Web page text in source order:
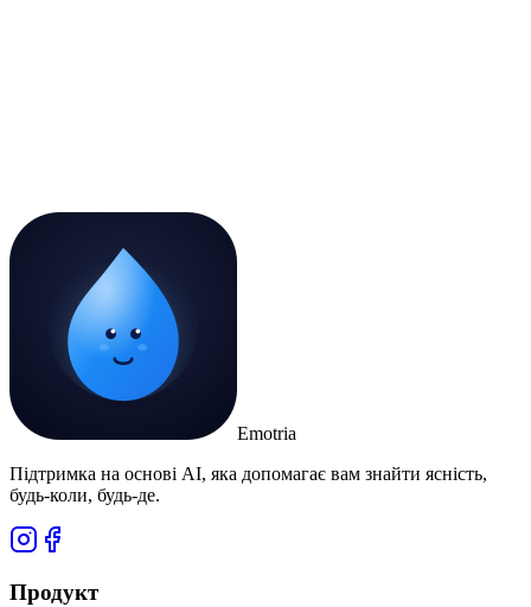
Emotria
Підтримка на основі AI, яка допомагає вам знайти ясність,
будь-коли, будь-де.
Продукт